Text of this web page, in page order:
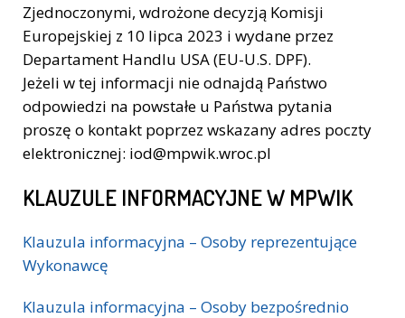
Zjednoczonymi, wdrożone decyzją Komisji
Europejskiej z 10 lipca 2023 i wydane przez
Departament Handlu USA (EU-U.S. DPF).
Jeżeli w tej informacji nie odnajdą Państwo
odpowiedzi na powstałe u Państwa pytania
proszę o kontakt poprzez wskazany adres poczty
elektronicznej: iod@mpwik.wroc.pl
KLAUZULE INFORMACYJNE W MPWIK
Klauzula informacyjna – Osoby reprezentujące
Wykonawcę
Klauzula informacyjna – Osoby bezpośrednio